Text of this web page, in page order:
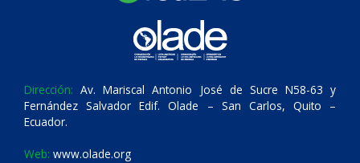
Dirección: Av. Mariscal Antonio José de Sucre N58-63 y
Fernández Salvador Edif. Olade – San Carlos, Quito –
Ecuador.
Web: www.olade.org